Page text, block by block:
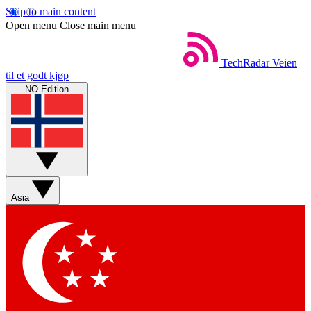
Skip to main content
Open menu Close main menu
TechRadar Veien
til et godt kjøp
NO Edition
Asia